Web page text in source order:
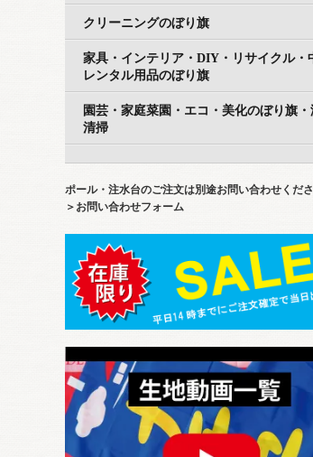
クリーニングのぼり旗
家具・インテリア・DIY・リサイクル・
レンタル用品のぼり旗
園芸・家庭菜園・エコ・美化のぼり旗・
清掃
ポール・注水台のご注文は別途お問い合わせくださ
＞お問い合わせフォーム